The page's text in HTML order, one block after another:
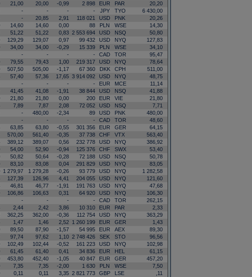
21,00 20,00 -0,99 2 898 EUR PAR
20,20
- - - - JPY TYO
6 430,00
- 20,85 2,91 118 021 USD PNK
20,26
14,60 14,60 0,00 88 PLN WSE
14,30
51,22 51,22 0,83 2 553 694 USD NSQ
50,80
129,29 129,07 0,97 99 432 USD NYQ
127,83
34,00 34,00 -0,29 15 339 PLN WSE
34,10
- - - - CAD TOR
95,47
79,55 79,43 1,00 219 317 USD NYQ
78,64
507,50 505,00 -1,17 67 360 DKK CPH
511,00
57,40 57,36 17,65 3 914 092 USD NYQ
48,75
- - - - EUR MCE
11,14
41,45 41,08 -1,91 38 844 USD NSQ
41,88
21,80 21,80 0,00 200 EUR VIE
21,80
7,89 7,87 2,08 72 052 USD NSQ
7,71
- 480,00 -2,34 89 USD PNK
480,00
- - - - CAD TOR
48,60
63,85 63,80 -0,55 301 356 EUR GER
64,15
570,00 561,40 -0,35 37 738 CHF VTX
563,40
389,12 389,07 0,56 232 778 USD NYQ
386,92
54,00 52,90 -0,94 125 376 CHF SWX
53,40
50,82 50,64 -0,28 72 188 USD NSQ
50,78
83,10 83,08 0,04 291 829 USD NYQ
83,05
1 279,97 1 279,28 -0,26 93 779 USD NYQ
1 282,58
127,39 126,96 4,41 204 055 USD NYQ
121,60
46,81 46,77 -1,91 191 763 USD NYQ
47,68
106,86 106,63 0,31 64 920 USD NYQ
106,30
- - - - CAD TOR
262,15
2,44 2,42 3,86 10 310 EUR PAR
2,33
362,25 362,00 -0,36 112 754 USD NYQ
363,29
1,47 1,46 2,52 1 260 199 EUR GER
1,43
89,50 87,90 -1,57 54 995 EUR AEX
89,30
97,74 97,62 1,10 2 748 426 SEK STO
96,56
102,49 102,44 -0,52 161 223 USD NYQ
102,98
61,45 61,40 0,41 34 836 EUR HEL
61,15
453,80 452,40 -1,05 40 847 EUR GER
457,20
7,35 7,35 -2,00 1 630 PLN WSE
7,50
0,11 0,11 3,35 2 821 773 GBP LSE
,11